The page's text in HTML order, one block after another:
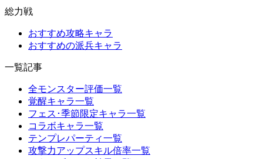
総力戦
おすすめ攻略キャラ
おすすめの派兵キャラ
一覧記事
全モンスター評価一覧
覚醒キャラ一覧
フェス･季節限定キャラ一覧
コラボキャラ一覧
テンプレパーティ一覧
攻撃力アップスキル倍率一覧